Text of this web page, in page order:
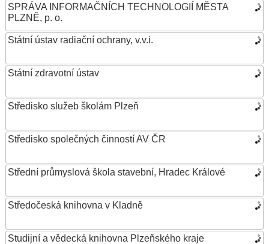
SPRÁVA INFORMAČNÍCH TECHNOLOGIÍ MĚSTA
PLZNĚ, p. o.
Státní ústav radiační ochrany, v.v.i.
Státní zdravotní ústav
Středisko služeb školám Plzeň
Středisko společných činností AV ČR
Střední průmyslová škola stavební, Hradec Králové
Středočeská knihovna v Kladně
Studijní a vědecká knihovna Plzeňského kraje